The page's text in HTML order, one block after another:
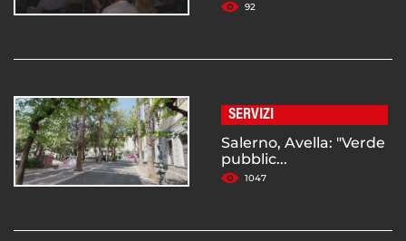
92
SERVIZI
Salerno, Avella: "Verde
pubblic...
1047